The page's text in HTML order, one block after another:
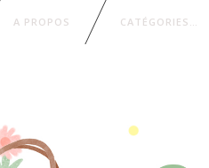
A PROPOS CATÉGORIES…